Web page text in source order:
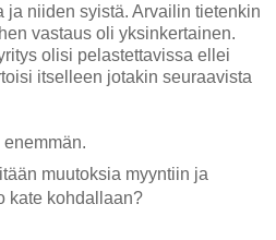
ja niiden syistä. Arvailin tietenkin
vastaus oli yksinkertainen.
olisi pelastettavissa ellei
itselleen jotakin seuraavista
muutoksia myyntiin ja
kate kohdallaan?